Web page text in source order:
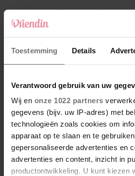
Toestemming Details
Verantwoord gebruik van uw
Wij en onze 1022 partners
gegevens (bijv. uw IP-adres) met
technologieën zoals cookies om
apparaat op te slaan en te
gepersonaliseerde advertenties en
advertenties en content, inzicht in
productontwikkeling. U kunt kiezen
4 Weekhoroscoop: deze
kunnen zich op iets leuks
5 Makelaar Mandy: ‘Een
Een foto. Mijn lijf reageert’
Nieuw